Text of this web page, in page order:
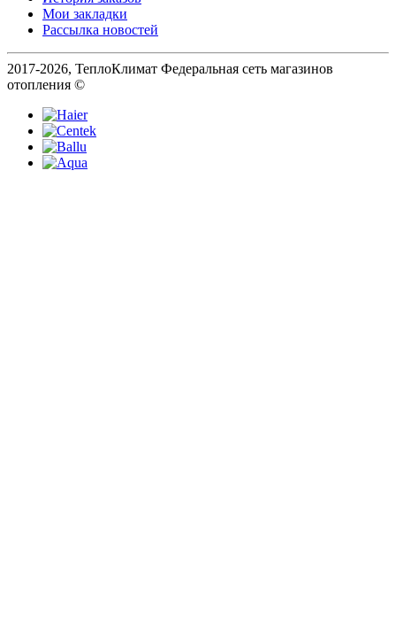
Мои закладки
Рассылка новостей
2017-2026, ТеплоКлимат Федеральная сеть магазинов
отопления ©